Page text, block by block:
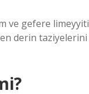
ve gefere
derin